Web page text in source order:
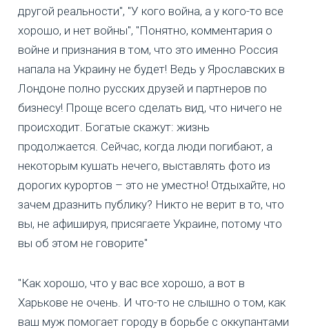
другой реальности", "У кого война, а у кого-то все
хорошо, и нет войны", "Понятно, комментария о
войне и признания в том, что это именно Россия
напала на Украину не будет! Ведь у Ярославских в
Лондоне полно русских друзей и партнеров по
бизнесу! Проще всего сделать вид, что ничего не
происходит. Богатые скажут: жизнь
продолжается. Сейчас, когда люди погибают, а
некоторым кушать нечего, выставлять фото из
дорогих курортов – это не уместно! Отдыхайте, но
зачем дразнить публику? Никто не верит в то, что
вы, не афишируя, присягаете Украине, потому что
вы об этом не говорите"
"Как хорошо, что у вас все хорошо, а вот в
Харькове не очень. И что-то не слышно о том, как
ваш муж помогает городу в борьбе с оккупантами